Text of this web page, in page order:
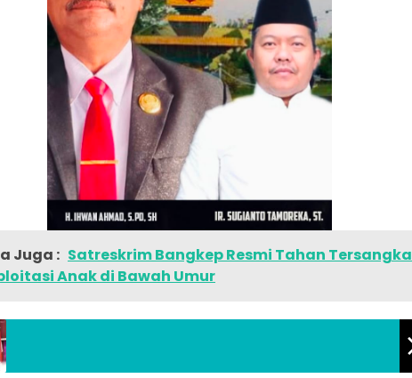
Juga : Satreskrim Bangkep Resmi Tahan Tersangka
Anak di Bawah Umur